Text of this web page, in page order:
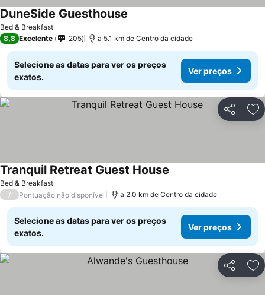
Bed & Breakfast
DuneSide Guesthouse
8,8 Excelente 205 a 5.1 km de Centro da cidade
Selecione as datas para ver os preços
exatos.
Ver preços
Partilhar
Bed & Breakfast
Tranquil Retreat Guest House
/ Pontuação não disponível a 2.0 km de Centro da cidade
Selecione as datas para ver os preços
exatos.
Ver preços
Partilhar